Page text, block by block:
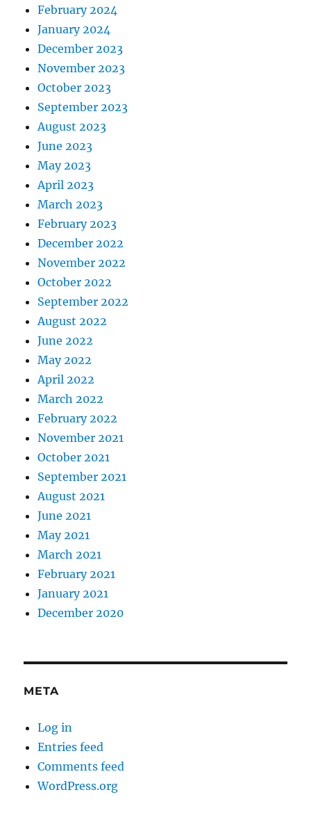
February 2024
January 2024
December 2023
November 2023
October 2023
September 2023
August 2023
June 2023
May 2023
April 2023
March 2023
February 2023
December 2022
November 2022
October 2022
September 2022
August 2022
June 2022
May 2022
April 2022
March 2022
February 2022
November 2021
October 2021
September 2021
August 2021
June 2021
May 2021
March 2021
February 2021
January 2021
December 2020
META
Log in
Entries feed
Comments feed
WordPress.org